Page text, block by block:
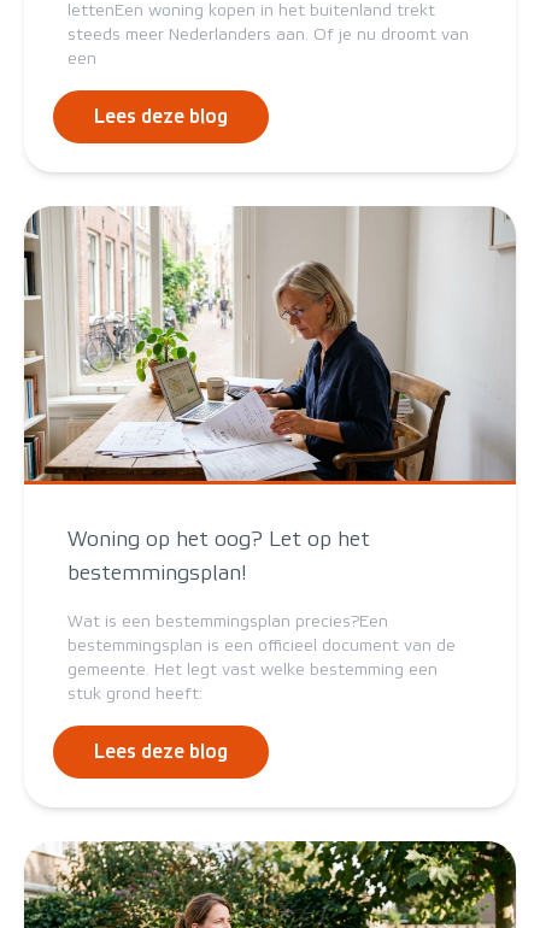
lettenEen woning kopen in het buitenland trekt
steeds meer Nederlanders aan. Of je nu droomt van
een
Lees deze blog
Woning op het oog? Let op het
bestemmingsplan!
Wat is een bestemmingsplan precies?Een
bestemmingsplan is een officieel document van de
gemeente. Het legt vast welke bestemming een
stuk grond heeft:
Lees deze blog